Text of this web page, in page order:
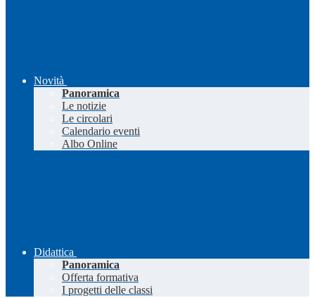
Novità
Panoramica
Le notizie
Le circolari
Calendario eventi
Albo Online
Didattica
Panoramica
Offerta formativa
I progetti delle classi